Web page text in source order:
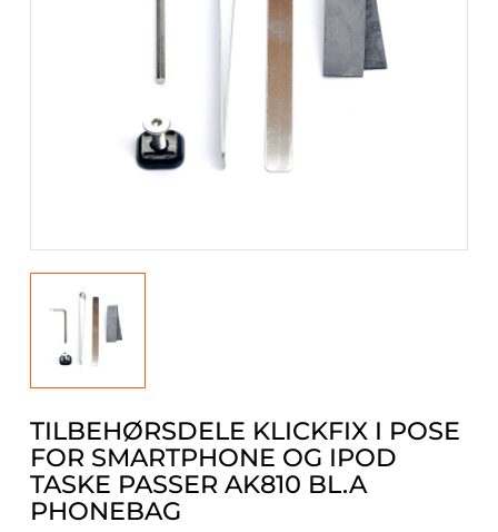
TILBEHØRSDELE KLICKFIX I POSE
FOR SMARTPHONE OG IPOD
TASKE PASSER AK810 BL.A
PHONEBAG